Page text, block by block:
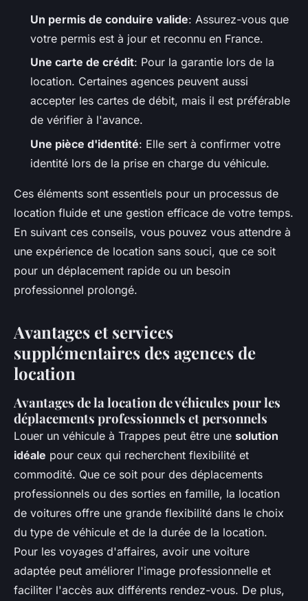
Un permis de conduire valide: Assurez-vous que
votre permis est à jour et reconnu en France.
Une carte de crédit: Pour la garantie lors de la
location. Certaines agences peuvent aussi
accepter les cartes de débit, mais il est préférable
de vérifier à l'avance.
Une pièce d'identité: Elle sert à confirmer votre
identité lors de la prise en charge du véhicule.
Ces éléments sont essentiels pour un processus de
location fluide et une gestion efficace de votre temps.
En suivant ces conseils, vous pouvez vous attendre à
une expérience de location sans souci, que ce soit
pour un déplacement rapide ou un besoin
professionnel prolongé.
Avantages et services
supplémentaires des agences de
location
Avantages de la location de véhicules pour les
déplacements professionnels et personnels
Louer un véhicule à Trappes peut être une solution
idéale pour ceux qui recherchent flexibilité et
commodité. Que ce soit pour des déplacements
professionnels ou des sorties en famille, la location
de voitures offre une grande flexibilité dans le choix
du type de véhicule et de la durée de la location.
Pour les voyages d'affaires, avoir une voiture
adaptée peut améliorer l'image professionnelle et
faciliter l'accès aux différents rendez-vous. De plus,